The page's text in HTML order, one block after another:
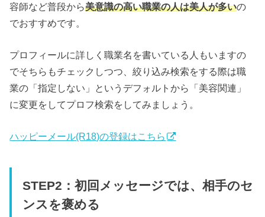
容師など普段から美意識の高い職業の人は美人が多いの
でおすすめです。
プロフィールに詳しく職業名を書いている人もいますの
でそちらもチェックしつつ、絞り込み検索をする際は職
業の「指定しない」というデフォルトから「美容関連」
に変更をしてプロフ検索をしてみましょう。
ハッピーメール(R18)の登録はこちら
STEP2：初回メッセージでは、相手のセ
ンスを褒める